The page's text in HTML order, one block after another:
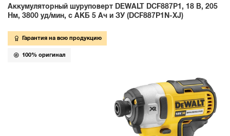
Аккумуляторный шуруповерт DEWALT DCF887P1, 18 В, 205
Нм, 3800 уд/мин, с АКБ 5 Ач и ЗУ (DCF887P1N-XJ)
Гарантия на всю продукцию
100% оригинал